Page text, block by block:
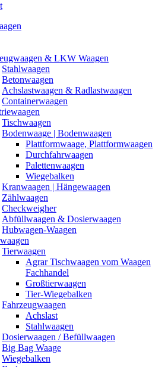
& LKW Waagen
Stahlwaagen
Betonwaagen
Achslastwaagen & Radlastwaagen
Containerwaagen
Tischwaagen
Bodenwaage | Bodenwaagen
Plattformwaage, Plattformwaagen
Durchfahrwaagen
Palettenwaagen
Wiegebalken
Kranwaagen | Hängewaagen
Zählwaagen
Checkweigher
Abfüllwaagen & Dosierwaagen
Hubwagen-Waagen
Tierwaagen
Agrar Tischwaagen vom Waagen
Fachhandel
Großtierwaagen
Tier-Wiegebalken
Fahrzeugwaagen
Achslast
Stahlwaagen
Dosierwaagen / Befüllwaagen
Big Bag Waage
Wiegebalken